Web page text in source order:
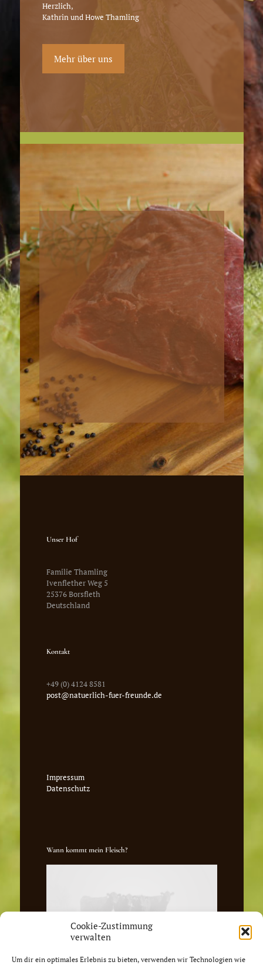
Cookie-Zustimmung
verwalten
Um dir ein optimales Erlebnis zu bieten, verwenden wir Technologien wie
Herzlich,
Kathrin und Howe Thamling
Mehr über uns
Unser Hof
Familie Thamling
Ivenflether Weg 5
25376 Borsfleth
Deutschland
Kontakt
+49 (0) 4124 8581
post@natuerlich-fuer-freunde.de
Impressum
Datenschutz
Wann kommt mein Fleisch?